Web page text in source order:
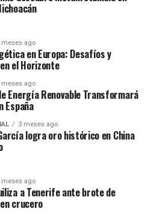
Tokio también se reunió con
que representa para
un evento de tal magnitud.
en el festival fue evidente. Todo
quienes la acompañaron en
como ‘Madrid City’ y ‘A un
camisetas personalizadas
en camerinos y detrás del
reveló la cantante, quien quedó
y profesionalidad del equipo
meses ago
en Europa: Desafíos y
el Horizonte
meses ago
Energía Renovable Transformará
España
3 meses ago
logra oro histórico en China
meses ago
a Tenerife ante brote de
crucero